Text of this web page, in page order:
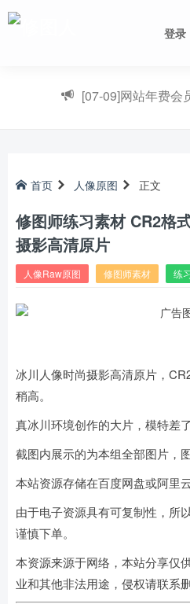
登录
[07-09]网站年费会
首页 人像原图 正文
修图师练习素材 CR2格
摄影高清原片
人像Raw原图 修图师素材 练
冰川人像时尚摄影高清原片，
稍高。
真冰川环境创作的大片，模特差
截图内展示的为本组全部图片，
本站资源存储在百度网盘或阿里
由于电子资源具有可复制性，所
谨慎下单。
本资源来源于网络，本站分享仅
业和其他非法用途，侵权请联系删